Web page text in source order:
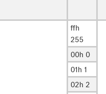
ffh
255
00h 0
01h 1
02h 2